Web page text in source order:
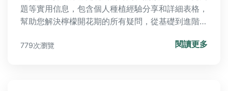
題等實用信息，包含個人種植經驗分享和詳細表格，
幫助您解決檸檬開花期的所有疑問，從基礎到進階，
779次瀏覽 閱讀更多